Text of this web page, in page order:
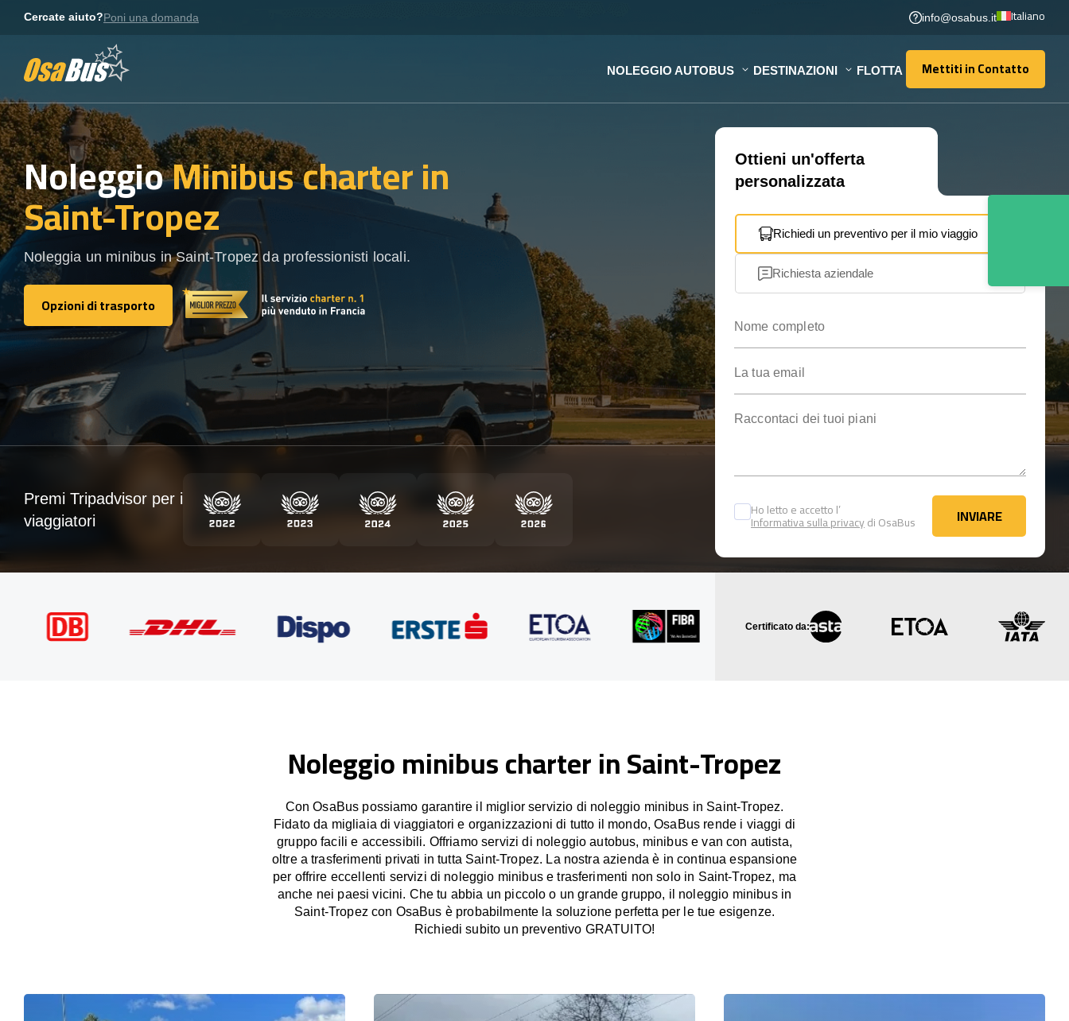
Cercate aiuto?Poni una domanda info@osabus.it Italiano
NOLEGGIO AUTOBUS DESTINAZIONI FLOTTA Mettiti in Contatto
Mettiti in Contatto
NoleggioMinibus charterin
Saint-Tropez
Noleggia un minibus in Saint-Tropez da professionisti locali.
Opzioni di trasporto
Opzioni di trasporto
Ottieni un'offerta
personalizzata
Richiedi un preventivo per il mio viaggio
Richiesta aziendale
Ho letto e accetto l’
Informativa sulla privacydi OsaBus INVIARE
INVIARE
Premi Tripadvisor per i
viaggiatori
Certificato da:
Noleggio minibus charter in Saint-Tropez
Con OsaBus possiamo garantire il miglior servizio di noleggio minibus in Saint-Tropez.
Fidato da migliaia di viaggiatori e organizzazioni di tutto il mondo, OsaBus rende i viaggi di
gruppo facili e accessibili. Offriamo servizi di noleggio autobus, minibus e van con autista,
oltre a trasferimenti privati in tutta Saint-Tropez. La nostra azienda è in continua espansione
per offrire eccellenti servizi di noleggio minibus e trasferimenti non solo in Saint-Tropez, ma
anche nei paesi vicini. Che tu abbia un piccolo o un grande gruppo, il noleggio minibus in
Saint-Tropez con OsaBus è probabilmente la soluzione perfetta per le tue esigenze.
Richiedi subito un preventivo GRATUITO!